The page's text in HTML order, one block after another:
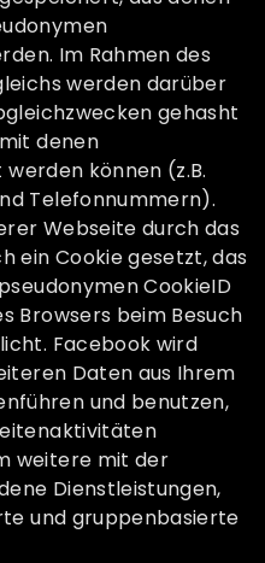
Im Rahmen des
werden darüber
gehasht
denen
können (z.B.
Telefonnummern).
Webseite durch das
ein Cookie gesetzt, das
CookieID
Browsers beim Besuch
Facebook wird
Daten aus Ihrem
und benutzen,
weitere mit der
Dienstleistungen,
und gruppenbasierte